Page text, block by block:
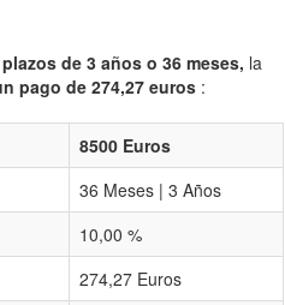
de 3 años o 36 meses, la
pago de 274,27 euros :
8500 Euros
36 Meses | 3 Años
10,00 %
274,27 Euros